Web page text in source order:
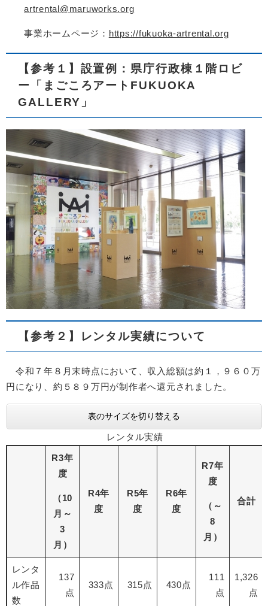
artrental@maruworks.org
事業ホームページ： https://fukuoka-artrental.org
【参考１】設置例：県庁行政棟１階ロビ
ー「まごころアートFUKUOKA
GALLERY」
【参考２】レンタル実績について
令和７年８月末時点において、収入総額は約１，９６０万
円になり、約５８９万円が制作者へ還元されました。
表のサイズを切り替える
レンタル実績
R3年
度
（10
月～
3
月）
R4年
度
R5年
度
R6年
度
R7年
度
（～
8
月）
合計
レンタ
ル作品
数
137
点
333点 315点 430点
111
点
1,326
点